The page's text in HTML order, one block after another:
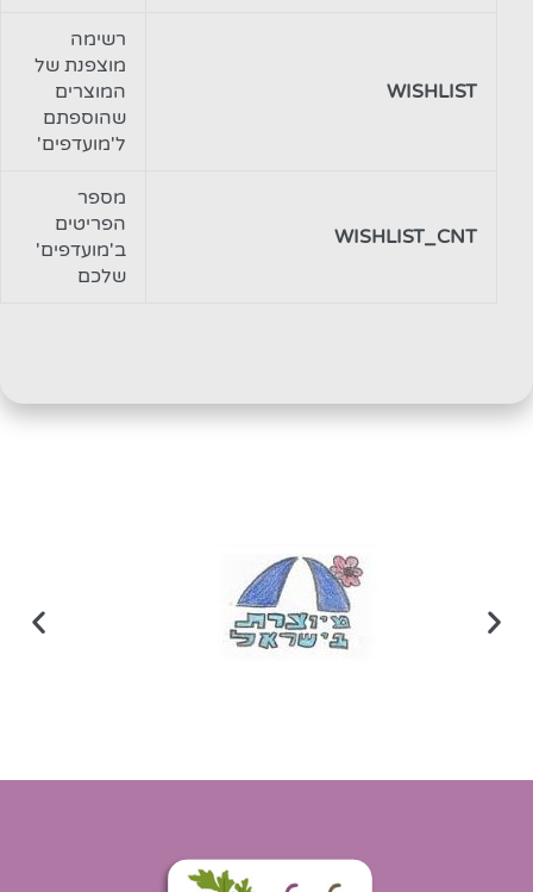
WISHLIST
רשימה
מוצפנת של
המוצרים
שהוספתם
ל'מועדפים'
WISHLIST_CNT
מספר
הפריטים
ב'מועדפים'
שלכם